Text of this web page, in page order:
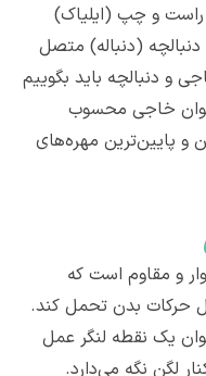
و چپ (ایلیاک)
(دنباله) متصل
و دنبالچه باید بگوییم
خاجی محسوب
و پایین‌ترین مهره‌های
و مقاوم است که
حرکات بدن تحمل کند.
یک نقطه لنگر عمل
لگن نگه می‌دارد.